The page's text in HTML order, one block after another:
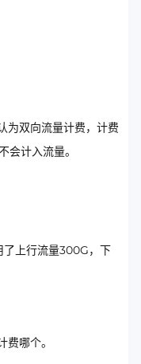
为双向流量计费，计费
计入流量。
上行流量300G，下
哪个。